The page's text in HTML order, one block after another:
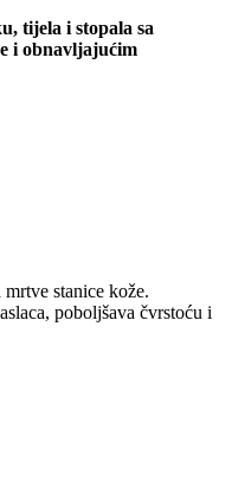
tijela i stopala sa
i obnavljajućim
stanice kože.
poboljšava čvrstoću i